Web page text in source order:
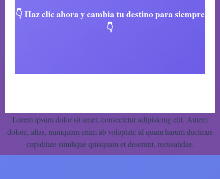
👇 Haz clic ahora y cambia tu destino para siempre
👇
Lorem ipsum dolor sit amet, consectetur adipisicing elit. Autem
dolore, alias, numquam enim ab voluptate id quam harum ducimus
cupiditate similique quisquam et deserunt, recusandae.